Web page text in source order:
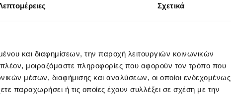
Σχετικά
και διαφημίσεων, την παροχή λειτουργιών κοινωνικών
μοιραζόμαστε πληροφορίες που αφορούν τον τρόπο που
μέσων, διαφήμισης και αναλύσεων, οι οποίοι ενδεχομένως
παραχωρήσει ή τις οποίες έχουν συλλέξει σε σχέση με την